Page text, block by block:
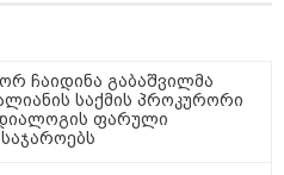
ჩაიდინა გაბაშვილმა
საქმის პროკურორი
დიალოგის ფარული